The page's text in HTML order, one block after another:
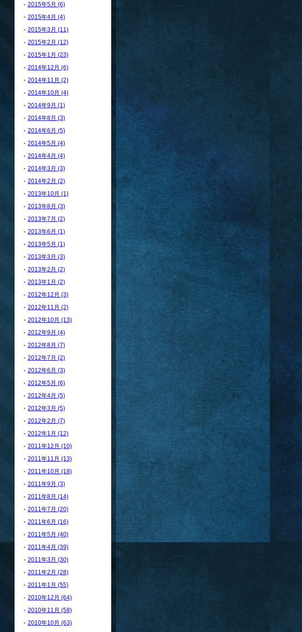
2015年5月 (6)
2015年4月 (4)
2015年3月 (11)
2015年2月 (12)
2015年1月 (23)
2014年12月 (6)
2014年11月 (2)
2014年10月 (4)
2014年9月 (1)
2014年8月 (3)
2014年6月 (5)
2014年5月 (4)
2014年4月 (4)
2014年3月 (3)
2014年2月 (2)
2013年10月 (1)
2013年8月 (3)
2013年7月 (2)
2013年6月 (1)
2013年5月 (1)
2013年3月 (3)
2013年2月 (2)
2013年1月 (2)
2012年12月 (3)
2012年11月 (2)
2012年10月 (13)
2012年9月 (4)
2012年8月 (7)
2012年7月 (2)
2012年6月 (3)
2012年5月 (6)
2012年4月 (5)
2012年3月 (5)
2012年2月 (7)
2012年1月 (12)
2011年12月 (10)
2011年11月 (13)
2011年10月 (18)
2011年9月 (3)
2011年8月 (14)
2011年7月 (20)
2011年6月 (16)
2011年5月 (40)
2011年4月 (39)
2011年3月 (30)
2011年2月 (28)
2011年1月 (55)
2010年12月 (64)
2010年11月 (58)
2010年10月 (63)